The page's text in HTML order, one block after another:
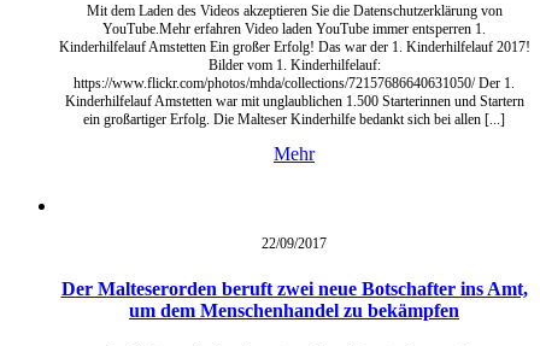
Mit dem Laden des Videos akzeptieren Sie die Datenschutzerklärung von
YouTube.Mehr erfahren Video laden YouTube immer entsperren 1.
Kinderhilfelauf Amstetten Ein großer Erfolg! Das war der 1. Kinderhilfelauf 2017!
Bilder vom 1. Kinderhilfelauf:
https://www.flickr.com/photos/mhda/collections/72157686640631050/ Der 1.
Kinderhilfelauf Amstetten war mit unglaublichen 1.500 Starterinnen und Startern
ein großartiger Erfolg. Die Malteser Kinderhilfe bedankt sich bei allen [...]
Mehr
22/09/2017
Der Malteserorden beruft zwei neue Botschafter ins Amt,
um dem Menschenhandel zu bekämpfen